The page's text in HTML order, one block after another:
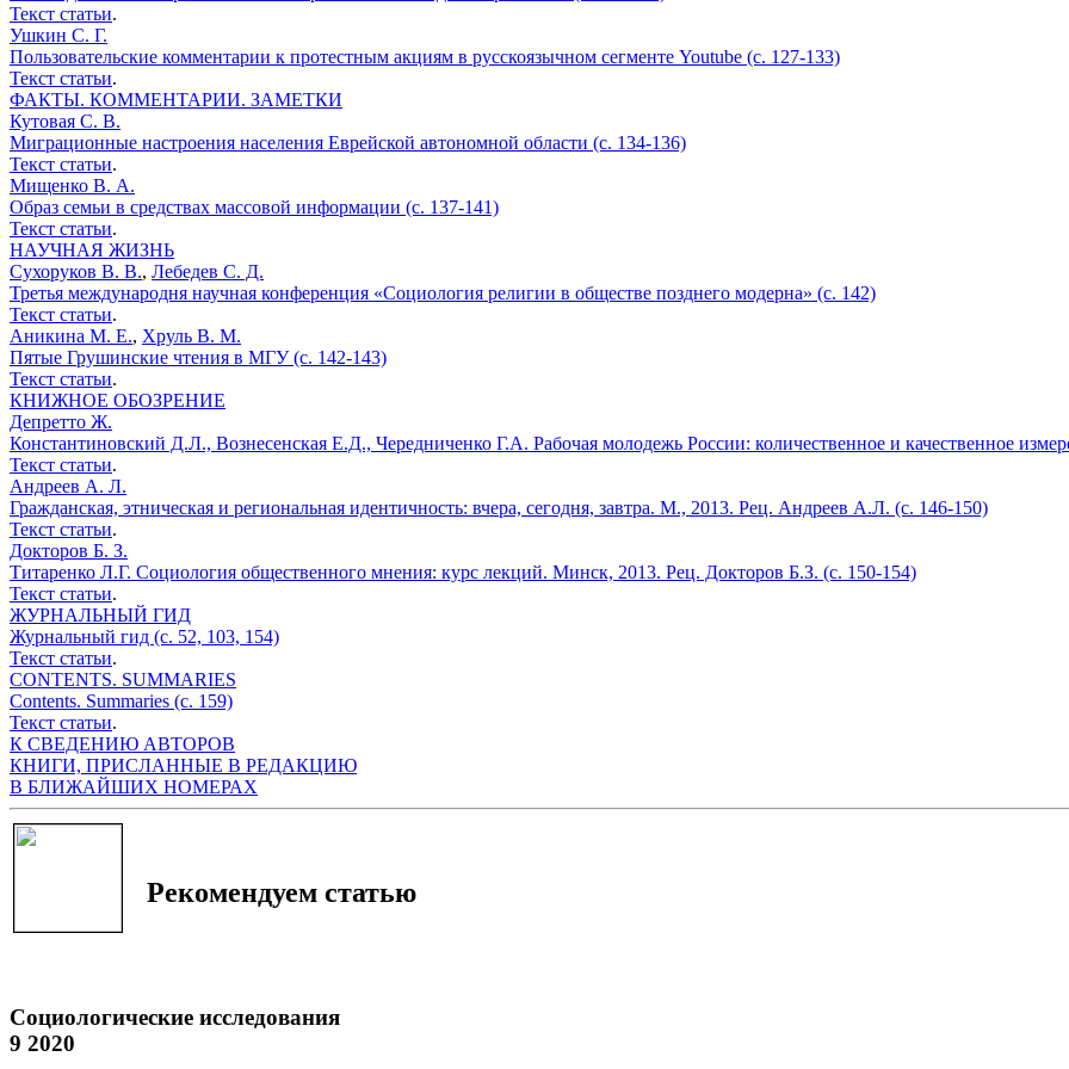
Текст статьи.
Ушкин С. Г.
Пользовательские комментарии к протестным акциям в русскоязычном сегменте Youtube (с. 127-133)
Текст статьи.
ФАКТЫ. КОММЕНТАРИИ. ЗАМЕТКИ
Кутовая С. В.
Миграционные настроения населения Еврейской автономной области (с. 134-136)
Текст статьи.
Мищенко В. А.
Образ семьи в средствах массовой информации (с. 137-141)
Текст статьи.
НАУЧНАЯ ЖИЗНЬ
Сухоруков В. В., Лебедев С. Д.
Третья международня научная конференция «Социология религии в обществе позднего модерна» (с. 142)
Текст статьи.
Аникина М. Е., Хруль В. М.
Пятые Грушинские чтения в МГУ (с. 142-143)
Текст статьи.
КНИЖНОЕ ОБОЗРЕНИЕ
Депретто Ж.
Константиновский Д.Л., Вознесенская Е.Д., Чередниченко Г.А. Рабочая молодежь России: количественное и качественное
Текст статьи.
Андреев А. Л.
Гражданская, этническая и региональная идентичность: вчера, сегодня, завтра. М., 2013. Рец. Андреев А.Л. (с. 146-150)
Текст статьи.
Докторов Б. З.
Титаренко Л.Г. Социология общественного мнения: курс лекций. Минск, 2013. Рец. Докторов Б.З. (с. 150-154)
Текст статьи.
ЖУРНАЛЬНЫЙ ГИД
Журнальный гид (с. 52, 103, 154)
Текст статьи.
CONTENTS. SUMMARIES
Contents. Summaries (с. 159)
Текст статьи.
К СВЕДЕНИЮ АВТОРОВ
КНИГИ, ПРИСЛАННЫЕ В РЕДАКЦИЮ
В БЛИЖАЙШИХ НОМЕРАХ
Рекомендуем статью
Социологические исследования
9 2020